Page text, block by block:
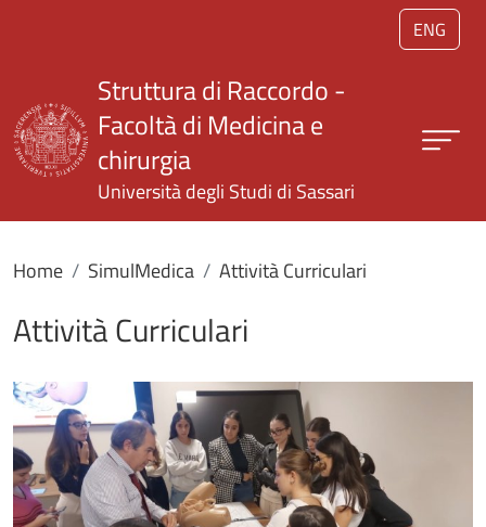
Salta al contenuto principale
ENG
Struttura di Raccordo -
Facoltà di Medicina e
chirurgia
Università degli Studi di Sassari
Home SimulMedica Attività Curriculari
Attività Curriculari